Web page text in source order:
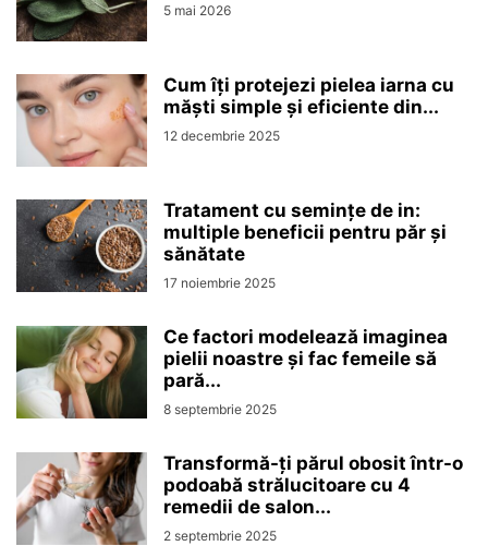
5 mai 2026
Cum îți protejezi pielea iarna cu
măști simple și eficiente din...
12 decembrie 2025
Tratament cu semințe de in:
multiple beneficii pentru păr și
sănătate
17 noiembrie 2025
Ce factori modelează imaginea
pielii noastre și fac femeile să
pară...
8 septembrie 2025
Transformă-ți părul obosit într-o
podoabă strălucitoare cu 4
remedii de salon...
2 septembrie 2025